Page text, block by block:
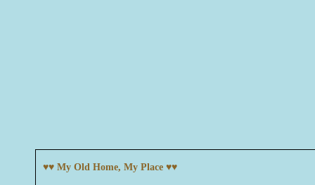
♥♥ My Old Home, My Place ♥♥